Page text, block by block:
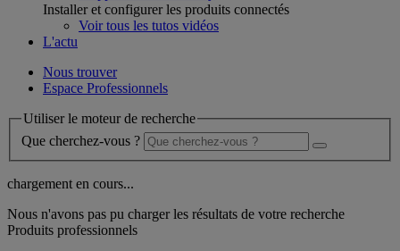
Installer et configurer les produits connectés
Voir tous les tutos vidéos
L'actu
Nous trouver
Espace Professionnels
Utiliser le moteur de recherche
Que cherchez-vous ?
chargement en cours...
Nous n'avons pas pu charger les résultats de votre recherche
Produits professionnels